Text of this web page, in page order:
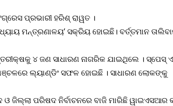
ପ୍ରଭାରୀ ହରିଶ୍‌ ରାୱତ ।
ମନ୍ତ୍ରଣାଳୟ’ ସକ୍ରିୟ ହୋଇଛି। ବର୍ତ୍ତମାନ
୪ ଜଣ ସାଧାରଣ ନାଗରିକ ଯାଇଥିଲେ । ସ୍ପେସ୍
ଲ୍ୟାଣ୍ଡିଂ ସଫଳ ହୋଇଛି । ସାଧାରଣ ଲୋକଙ୍କୁ
ପରିଷଦ ନିର୍ବାଚନରେ ବାଜି ମାରିଛି ୱାଇଏସଆର